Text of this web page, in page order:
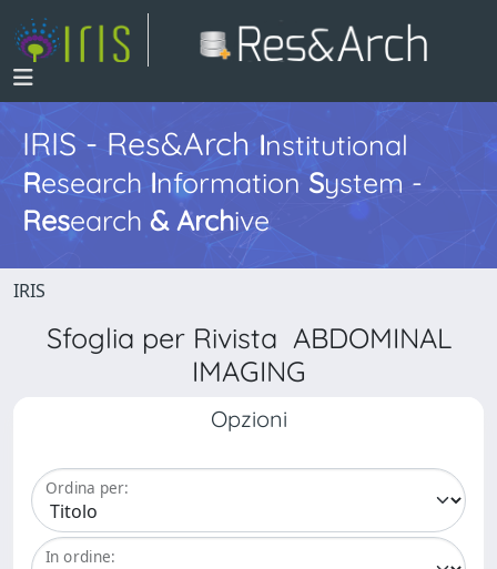
IRIS - Res&ArchInstitutional
Research InformationSystem -
Research & Archive
IRIS
Sfoglia per Rivista ABDOMINAL
IMAGING
Opzioni
Ordina per:
In ordine: